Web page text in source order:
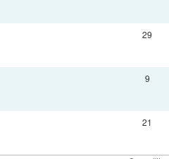
29
9
21